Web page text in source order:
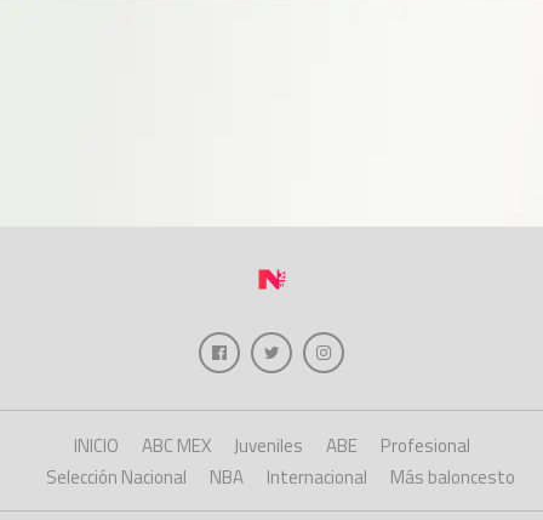
INICIO ABC MEX Juveniles ABE
Profesional
Selección Nacional
NBA Internacional Más baloncesto